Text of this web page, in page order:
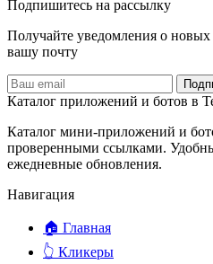
Подпишитесь на рассылку
Получайте уведомления о
вашу почту
Каталог приложений и ботов в
Каталог мини-приложений и
проверенными ссылками.
ежедневные обновления.
Навигация
🏠 Главная
👆 Кликеры